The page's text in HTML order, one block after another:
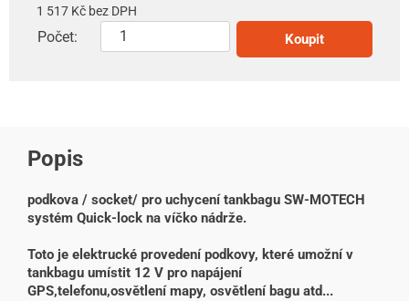
1 517 Kč bez DPH
Počet: Koupit
Popis
podkova / socket/ pro uchycení tankbagu SW-MOTECH
systém Quick-lock na víčko nádrže.
Toto je elektrucké provedení podkovy, které umožní v
tankbagu umístit 12 V pro napájení
GPS,telefonu,osvětlení mapy, osvětlení bagu atd...